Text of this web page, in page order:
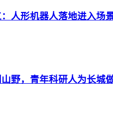
人形机器人落地进入场
野，青年科研人为长城